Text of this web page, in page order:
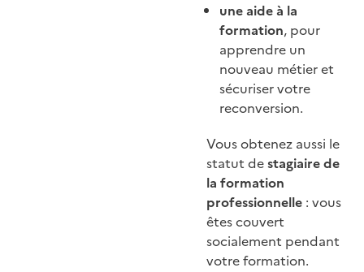
une aide à la
formation, pour
apprendre un
nouveau métier et
sécuriser votre
reconversion.
Vous obtenez aussi le
statut destagiaire de
la formation
professionnelle : vous
êtes couvert
socialement pendant
votre formation.